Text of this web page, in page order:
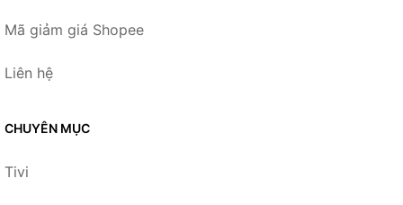
Mã giảm giá Shopee
Liên hệ
CHUYÊN MỤC
Tivi